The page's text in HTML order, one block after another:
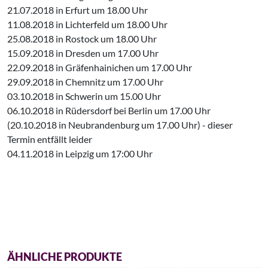
21.07.2018 in Erfurt um 18.00 Uhr
11.08.2018 in Lichterfeld um 18.00 Uhr
25.08.2018 in Rostock um 18.00 Uhr
15.09.2018 in Dresden um 17.00 Uhr
22.09.2018 in Gräfenhainichen um 17.00 Uhr
29.09.2018 in Chemnitz um 17.00 Uhr
03.10.2018 in Schwerin um 15.00 Uhr
06.10.2018 in Rüdersdorf bei Berlin um 17.00 Uhr
(20.10.2018 in Neubrandenburg um 17.00 Uhr) - dieser
Termin entfällt leider
04.11.2018 in Leipzig um 17:00 Uhr
ÄHNLICHE PRODUKTE